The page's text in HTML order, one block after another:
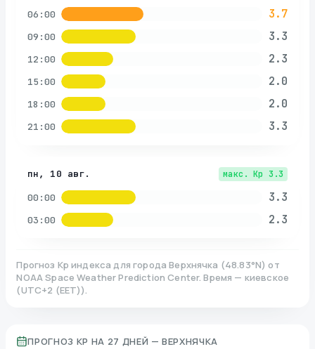
06:00 3.7
09:00 3.3
12:00 2.3
15:00 2.0
18:00 2.0
21:00 3.3
пн, 10 авг. макс. Kp 3.3
00:00 3.3
03:00 2.3
Прогноз Kp индекса для города Верхнячка (48.83°N)от
NOAA Space Weather Prediction Center. Время — киевское
(UTC+2 (EET)).
ПРОГНОЗ KP НА 27 ДНЕЙ — ВЕРХНЯЧКА